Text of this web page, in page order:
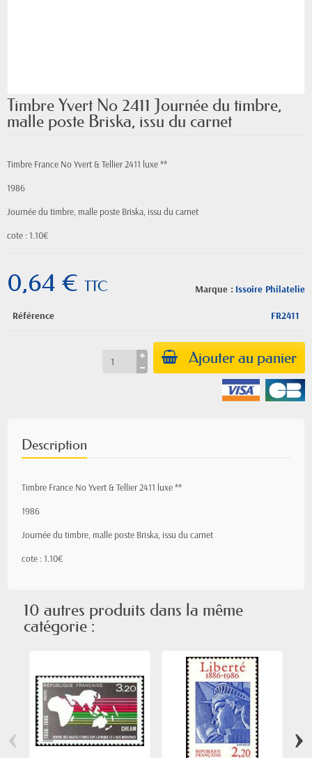
Timbre Yvert No 2411 Journée du timbre,
malle poste Briska, issu du carnet
Timbre France No Yvert & Tellier 2411 luxe **
1986
Journée du timbre, malle poste Briska, issu du carnet
cote : 1.10€
Marque : Issoire Philatelie
0,64 € TTC
Référence FR2411
Ajouter au panier
Description
Timbre France No Yvert & Tellier 2411 luxe **
1986
Journée du timbre, malle poste Briska, issu du carnet
cote : 1.10€
10 autres produits dans la même
catégorie :
‹ ›